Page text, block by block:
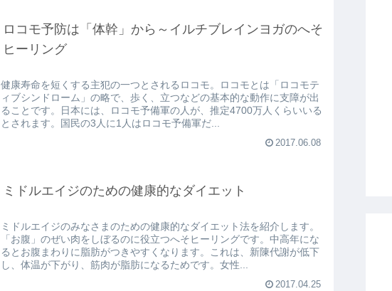
ロコモ予防は「体幹」から～イルチブレインヨガのへそ
ヒーリング
健康寿命を短くする主犯の一つとされるロコモ。ロコモとは「ロコモテ
ィブシンドローム」の略で、歩く、立つなどの基本的な動作に支障が出
ることです。日本には、ロコモ予備軍の人が、推定4700万人くらいいる
とされます。国民の3人に1人はロコモ予備軍だ...
2017.06.08
ミドルエイジのための健康的なダイエット
ミドルエイジのみなさまのための健康的なダイエット法を紹介します。
「お腹」のぜい肉をしぼるのに役立つへそヒーリングです。中高年にな
るとお腹まわりに脂肪がつきやすくなります。これは、新陳代謝が低下
し、体温が下がり、筋肉が脂肪になるためです。女性...
2017.04.25